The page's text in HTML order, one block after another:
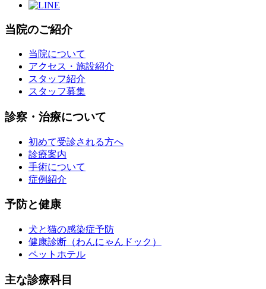
当院のご紹介
当院について
アクセス・施設紹介
スタッフ紹介
スタッフ募集
診察・治療について
初めて受診される方へ
診療案内
手術について
症例紹介
予防と健康
犬と猫の感染症予防
健康診断（わんにゃんドック）
ペットホテル
主な診療科目